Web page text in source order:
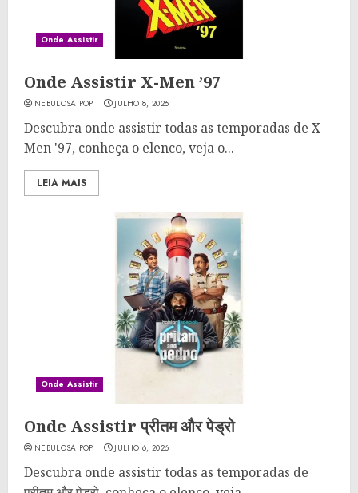
Onde Assistir
Onde Assistir X-Men ’97
NEBULOSA POP JULHO 8, 2026
Descubra onde assistir todas as temporadas de X-
Men '97, conheça o elenco, veja o...
LEIA MAIS
Onde Assistir
Onde Assistir प्रीतम और पेड्रो
NEBULOSA POP JULHO 6, 2026
Descubra onde assistir todas as temporadas de